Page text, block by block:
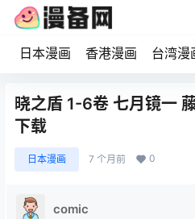
日本漫画 香港漫画 台湾漫
晓之盾 1-6卷 七月镜一
下载
日本漫画 7 个月前 0
comic